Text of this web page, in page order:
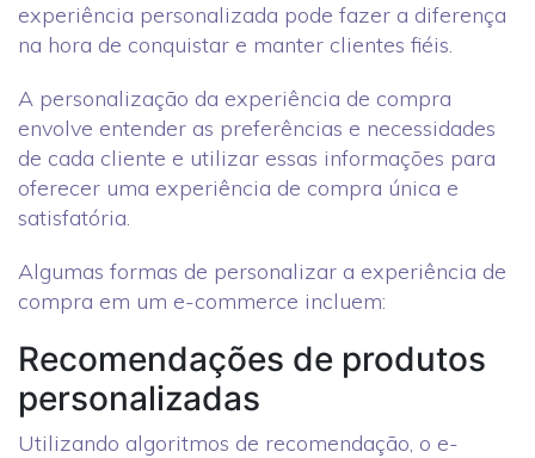
experiência personalizada pode fazer a diferença
na hora de conquistar e manter clientes fiéis.
A personalização da experiência de compra
envolve entender as preferências e necessidades
de cada cliente e utilizar essas informações para
oferecer uma experiência de compra única e
satisfatória.
Algumas formas de personalizar a experiência de
compra em um e-commerce incluem:
Recomendações de produtos
personalizadas
Utilizando algoritmos de recomendação, o e-